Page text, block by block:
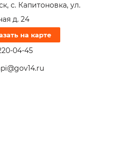
с. Капитоновка, ул.
д. 24
на карте
04-45